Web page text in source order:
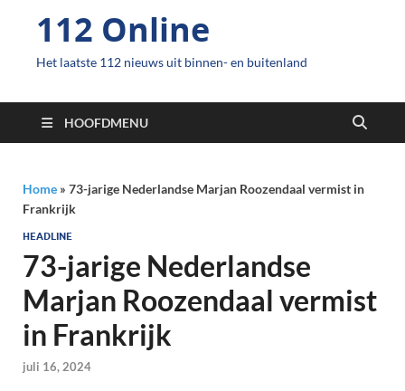
112 Online
Het laatste 112 nieuws uit binnen- en buitenland
HOOFDMENU
Home » 73-jarige Nederlandse Marjan Roozendaal vermist in
Frankrijk
HEADLINE
73-jarige Nederlandse
Marjan Roozendaal vermist
in Frankrijk
juli 16, 2024